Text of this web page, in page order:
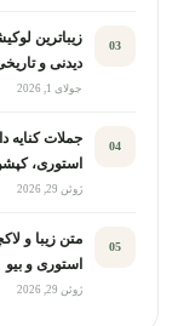
03
زیباترین
دیدنی و
جولای 1, 2026
04
جملات کنایه
استوری،
ژوئن 29, 2026
05
متن زیبا و
استوری و بیو
ژوئن 29, 2026